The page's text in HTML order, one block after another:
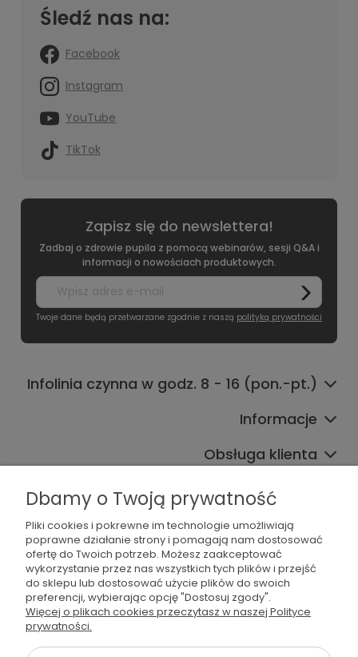
Śledź nas na:
Facebook
Instagram
YouTube
TikTok
Zapisz się do newslettera!
Zadbaj o zdrowie pupila z pomocą webinarów, sesji Q&A i
informacji o nowościach produktowych.
Twoje dane będą przetwarzane zgodnie z naszą polityką prywatności
Infolinia czynna w godz. 8 - 16 (pon.-pt.)
Informacje
Obsługa klienta
Współpraca
536 042 061
Dbamy o Twoją prywatność
Pliki cookies i pokrewne im technologie umożliwiają
poprawne działanie strony i pomagają nam dostosować
ofertę do Twoich potrzeb. Możesz zaakceptować
wykorzystanie przez nas wszystkich tych plików i przejść
do sklepu lub dostosować użycie plików do swoich
preferencji, wybierając opcję "Dostosuj zgody".
Więcej o plikach cookies przeczytasz w naszej Polityce
prywatności.